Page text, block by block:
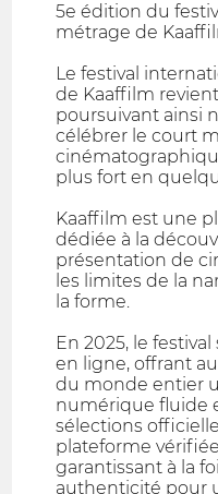
5e édition du
métrage de
Le festival
de Kaaffilm
poursuivant ainsi
célébrer le court
plus fort en
Kaaffilm est une
dédiée à la
présentation de
les limites de la
la forme.
En 2025, le
en ligne, offrant
du monde entier
numérique fluide
sélections
plateforme
garantissant à la
authenticité pour